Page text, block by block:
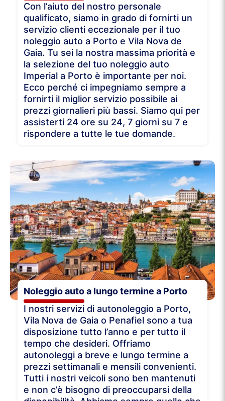
Con l’aiuto del nostro personale
qualificato, siamo in grado di fornirti un
servizio clienti eccezionale per il tuo
noleggio auto a Porto e Vila Nova de
Gaia. Tu sei la nostra massima priorità e
la selezione del tuo noleggio auto
Imperial a Porto è importante per noi.
Ecco perché ci impegniamo sempre a
fornirti il miglior servizio possibile ai
prezzi giornalieri più bassi. Siamo qui per
assisterti 24 ore su 24, 7 giorni su 7 e
rispondere a tutte le tue domande.
Noleggio auto a lungo termine a Porto
I nostri servizi di autonoleggio a Porto,
Vila Nova de Gaia o Penafiel sono a tua
disposizione tutto l’anno e per tutto il
tempo che desideri. Offriamo
autonoleggi a breve e lungo termine a
prezzi settimanali e mensili convenienti.
Tutti i nostri veicoli sono ben mantenuti
e non c’è bisogno di preoccuparsi della